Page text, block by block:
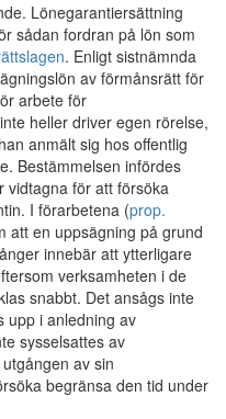
Lönegarantiersättning
sådan fordran på lön som
. Enligt sistnämnda
av förmånsrätt för
arbete för
heller driver egen rörelse,
anmält sig hos offentlig
Bestämmelsen infördes
vidtagna för att försöka
I förarbetena (prop.
att en uppsägning på grund
innebär att ytterligare
verksamheten i de
snabbt. Det ansågs inte
upp i anledning av
sysselsattes av
av sin
begränsa den tid under